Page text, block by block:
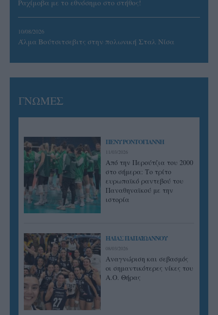
Ραχίμοβα με το εθνόσημο στο στήθος!
10/08/2026
Άλμα Βούτσιτσεβιτς στην πολωνική Σταλ Νίσα
ΓΝΩΜΕΣ
ΠΕΝΥ ΡΟΝΤΟΓΙΑΝΝΗ
11/03/2026
Από την Περούτζια του 2000
στο σήμερα: Tο τρίτο
ευρωπαϊκό ραντεβού του
Παναθηναϊκού με την
ιστορία
ΗΛΙΑΣ ΠΑΠΑΪΩΑΝΝΟΥ
08/03/2026
Αναγνώριση και σεβασμός
οι σημαντικότερες νίκες του
Α.Ο. Θήρας